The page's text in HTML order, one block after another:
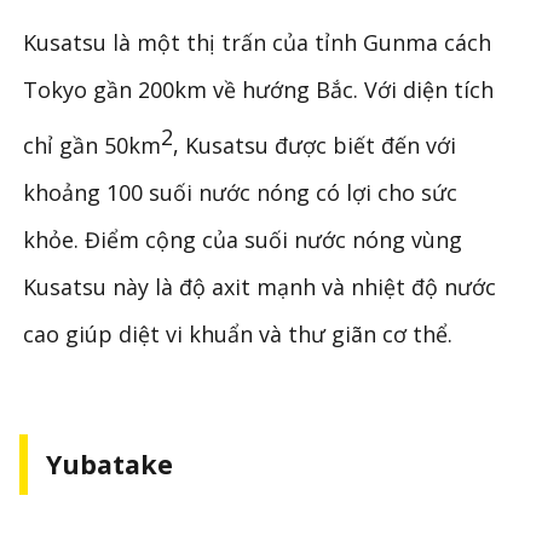
Kusatsu là một thị trấn của tỉnh Gunma cách
Tokyo gần 200km về hướng Bắc. Với diện tích
chỉ gần 50km2, Kusatsu được biết đến với
khoảng 100 suối nước nóng có lợi cho sức
khỏe. Điểm cộng của suối nước nóng vùng
Kusatsu này là độ axit mạnh và nhiệt độ nước
cao giúp diệt vi khuẩn và thư giãn cơ thể.
Yubatake